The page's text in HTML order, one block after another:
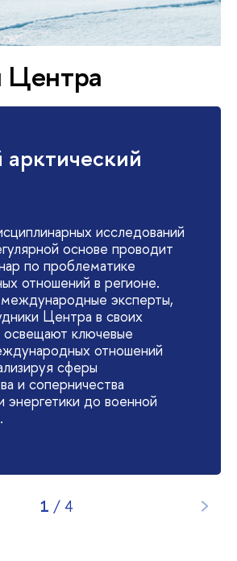
исследований
основе проводит
по проблематике
отношений в регионе.
эксперты,
Центра в своих
освещают ключевые
отношений
сферы
и соперничества
энергетики до военной
1 / 4